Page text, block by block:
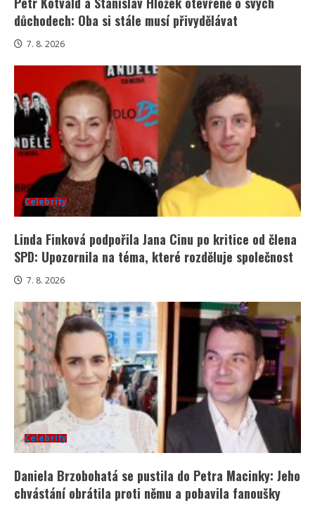
důchodech: Oba si stále musí přivydělávat
7. 8. 2026
Celebrity
Linda Finková podpořila Jana Cinu po kritice od člena
SPD: Upozornila na téma, které rozděluje společnost
7. 8. 2026
Celebrity
Daniela Brzobohatá se pustila do Petra Macinky: Jeho
chvástání obrátila proti němu a pobavila fanoušky